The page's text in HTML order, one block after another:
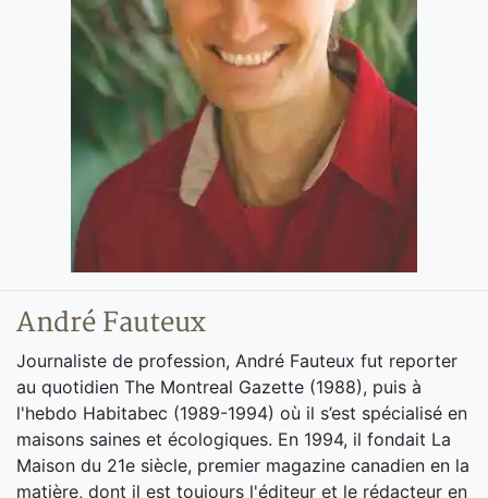
André Fauteux
Journaliste de profession, André Fauteux fut reporter
au quotidien The Montreal Gazette (1988), puis à
l'hebdo Habitabec (1989-1994) où il s’est spécialisé en
maisons saines et écologiques. En 1994, il fondait La
Maison du 21e siècle, premier magazine canadien en la
matière, dont il est toujours l'éditeur et le rédacteur en